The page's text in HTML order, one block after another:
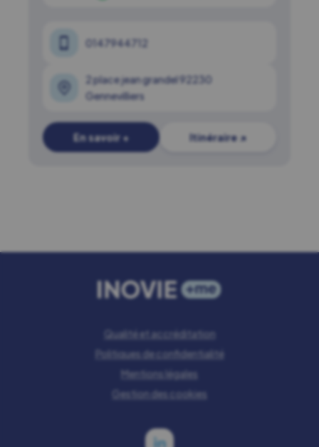
0147944712
2 place jean grandel 92230
Gennevilliers
En savoir + Itinéraire ↗
Qualité et accréditation
Politiques de confidentialité
Mentions légales
Gestion des cookies